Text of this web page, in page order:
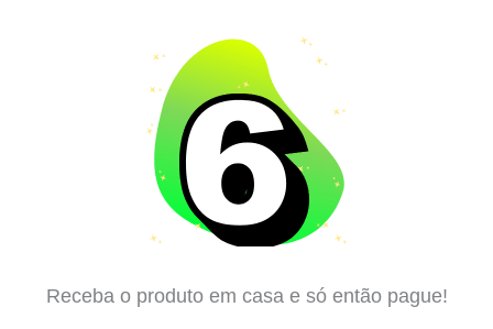
Receba o produto em casa e só então pague!